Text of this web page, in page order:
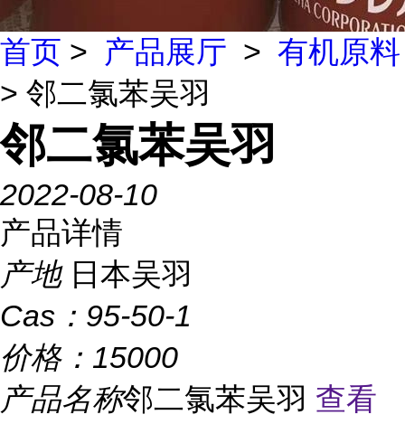
首页 > 产品展厅 > 有机原料
> 邻二氯苯吴羽
邻二氯苯吴羽
2022-08-10
产品详情
产地 日本吴羽
Cas： 95-50-1
价格： 15000
产品名称邻二氯苯吴羽 查看